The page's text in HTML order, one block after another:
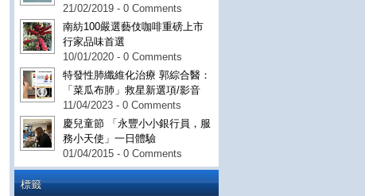
21/02/2019 - 0 Comments
南紡100嚴選藝伎咖啡重磅上市
行家品味首選
10/01/2020 - 0 Comments
特發性肺纖維化治療 郭綜合醫：
「菜瓜布肺」救星新選項/影音
11/04/2023 - 0 Comments
慶兒童節 「永豐小小銀行員，服
務小天使」一日體驗
01/04/2015 - 0 Comments
標籤